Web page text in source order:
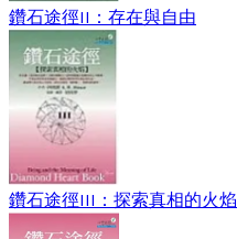
鑽石途徑II：存在與自由
鑽石途徑III：探索真相的火焰